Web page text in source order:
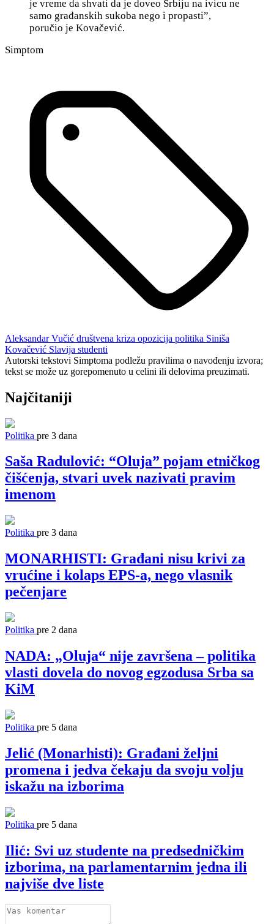
je vreme da shvati da je doveo Srbiju na ivicu ne
samo građanskih sukoba nego i propasti”,
poručio je Kovačević.
Simptom
Aleksandar Vučić društvena kriza opozicija politika Siniša
Kovačević Slavija studenti
Autorski tekstovi Simptoma podležu pravilima o navođenju izvora;
tekst se može uz gorepomenuto u celini ili delovima preuzimati.
Najčitaniji
Politika pre 3 dana
Saša Radulović: “Oluja” pojam etničkog
čišćenja, stvari uvek nazivati pravim
imenom
Politika pre 3 dana
MONARHISTI: Građani nisu krivi za
vrućine i kolaps EPS-a, nego vlasnik
pečenjare
Politika pre 2 dana
NADA: „Oluja“ nije završena – politika
vlasti dovela do novog egzodusa Srba sa
KiM
Politika pre 5 dana
Jelić (Monarhisti): Građani željni
promena i jedva čekaju da svoju volju
iskažu na izborima
Politika pre 5 dana
Ilić: Svi uz studente na predsedničkim
izborima, na parlamentarnim jedna ili
najviše dve liste